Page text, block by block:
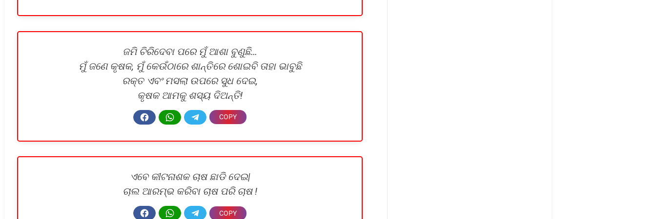
ଜମି ଚିରିଦେବା ପରେ ମୁଁ ଆଶା ବୁଣୁଛି…
ମୁଁ ଜଣେ କୃଷକ, ମୁଁ କେଉଁଠାରେ ଶାନ୍ତିରେ ଶୋଇବି ତାହା ଭାବୁଛି
ରକ୍ତ ଏବଂ ମସଲା ଉପରେ ସୁଧ ଦେଇ,
କୃଷକ ଆମକୁ ଶସ୍ୟ ଦିଅନ୍ତି!
ଏବେ କୀଟନାଶକ ଚାଷ ଛାଡି ଦେଇ|
ଚାଲ ଆରମ୍ଭ କରିବା ଚାଷ ପରି ଚାଷ !